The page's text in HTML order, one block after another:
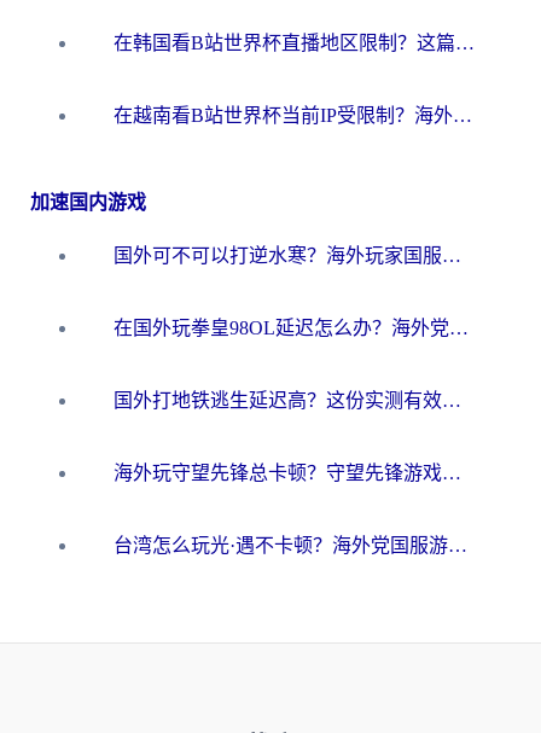
在韩国看B站世界杯直播地区限制？这篇指南让你告别“当前地区不可播放”
在越南看B站世界杯当前IP受限制？海外党体育观赛终极指南来了
加速国内游戏
国外可不可以打逆水寒？海外玩家国服畅玩终极指南（附漫威荒野乱斗加速方案）
在国外玩拳皇98OL延迟怎么办？海外党亲测有效的低延迟指南
国外打地铁逃生延迟高？这份实测有效的低延迟指南帮你吃鸡
海外玩守望先锋总卡顿？守望先锋游戏加速器在哪里买&避坑指南（附欧洲非洲游戏实测）
台湾怎么玩光·遇不卡顿？海外党国服游戏加速终极攻略（附实测体验）